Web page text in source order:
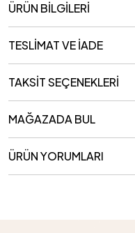
ÜRÜN BİLGİLERİ
TESLİMAT VE İADE
TAKSİT SEÇENEKLERİ
MAĞAZADA BUL
ÜRÜN YORUMLARI